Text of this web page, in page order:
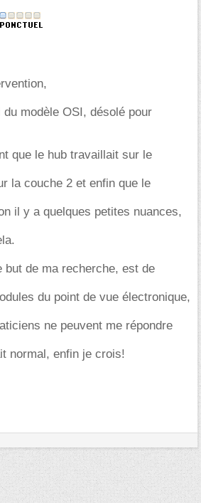
modèle OSI, désolé pour
que le hub travaillait sur le
la couche 2 et enfin que le
il y a quelques petites nuances,
de ma recherche, est de
du point de vue électronique,
ne peuvent me répondre
normal, enfin je crois!